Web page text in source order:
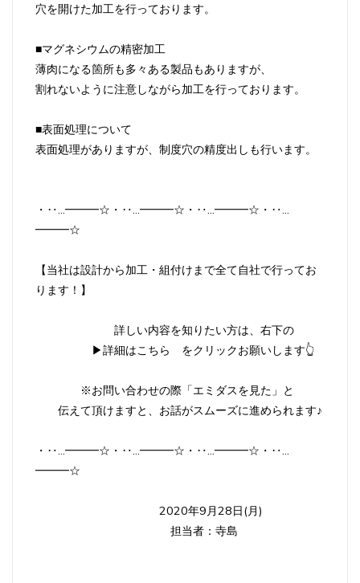
穴を開けた加工を行っております。
■マグネシウムの精密加工
薄肉になる箇所も多々ある製品もありますが、
割れないように注意しながら加工を行っております。
■表面処理について
表面処理がありますが、制度穴の精度出しも行います。
・‥…━━━☆・‥…━━━☆・‥…━━━☆・‥…
━━━☆
【当社は設計から加工・組付けまで全て自社で行ってお
ります！】
詳しい内容を知りたい方は、右下の
▶詳細はこちら をクリックお願いします👆
※お問い合わせの際「エミダスを見た」と
伝えて頂けますと、お話がスムーズに進められます♪
・‥…━━━☆・‥…━━━☆・‥…━━━☆・‥…
━━━☆
2020年9月28日(月)
担当者：寺島